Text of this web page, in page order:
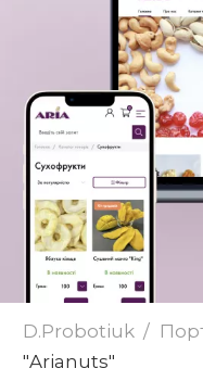
D.Probotiuk
"Arianuts"